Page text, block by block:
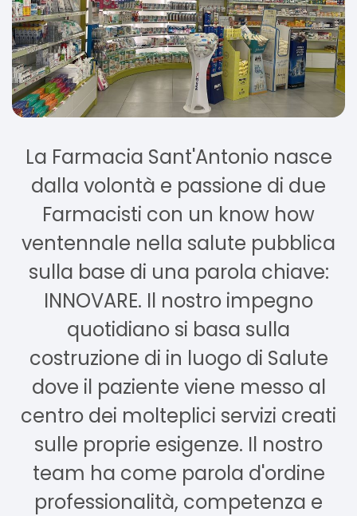
La Farmacia Sant'Antonio nasce
dalla volontà e passione di due
Farmacisti con un know how
ventennale nella salute pubblica
sulla base di una parola chiave:
INNOVARE. Il nostro impegno
quotidiano si basa sulla
costruzione di in luogo di Salute
dove il paziente viene messo al
centro dei molteplici servizi creati
sulle proprie esigenze. Il nostro
team ha come parola d'ordine
professionalità, competenza e